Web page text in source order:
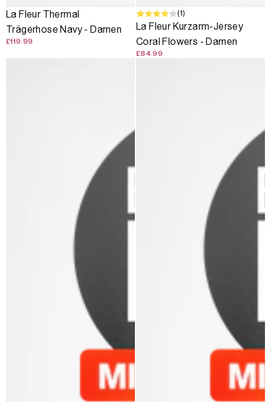
La Fleur Thermal
Trägerhose Navy - Damen
£119.99
(1)
La Fleur Kurzarm-Jersey
Coral Flowers - Damen
£84.99